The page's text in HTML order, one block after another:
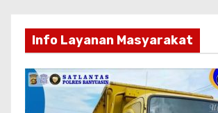
Info Layanan Masyarakat